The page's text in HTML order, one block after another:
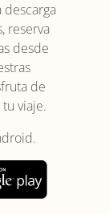
reserva
desde
de
viaje.